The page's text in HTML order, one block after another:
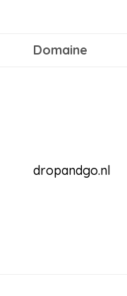
Domaine
dropandgo.nl